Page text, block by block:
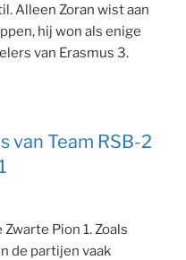
Alleen Zoran wist aan
hij won als enige
van Erasmus 3.
van Team RSB-2
Pion 1. Zoals
de partijen vaak